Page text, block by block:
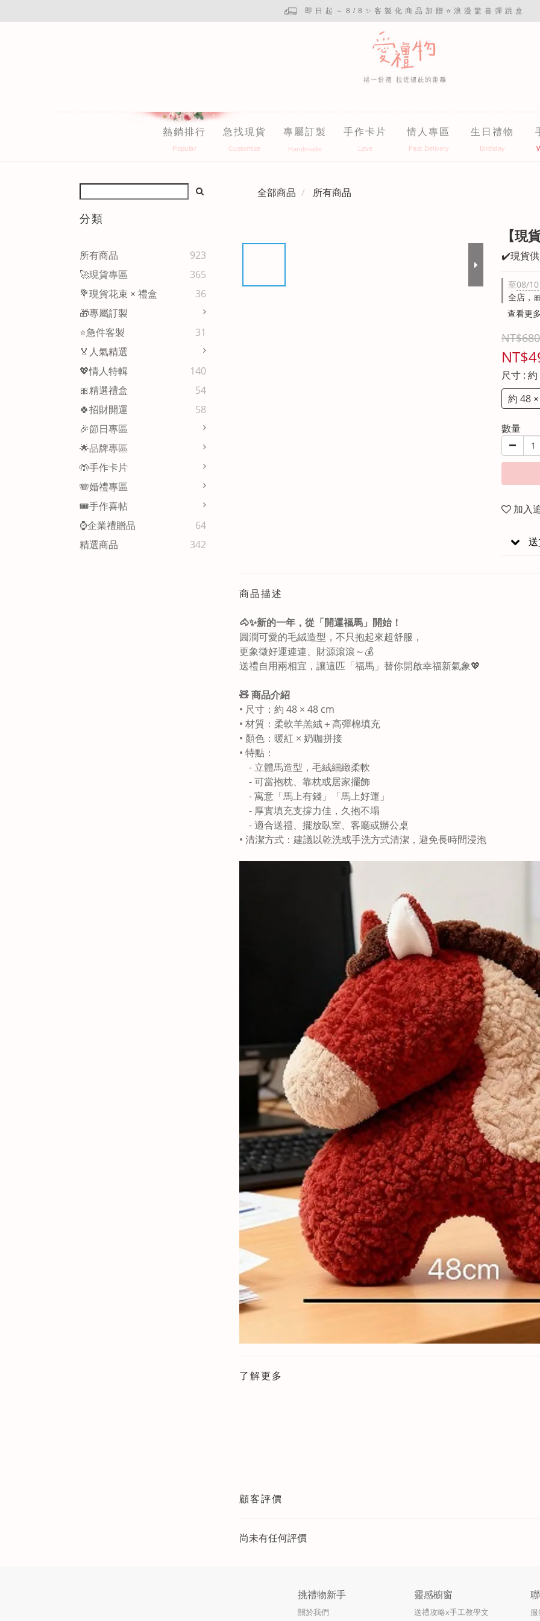
即日起～8/8✨客製化商品加贈⭐浪漫驚喜彈跳盒
熱銷排行 急找現貨 專屬訂製 手作卡片 情人專區 生日禮物
分類
所有商品
923
🚀現貨專區
365
💐現貨花束 × 禮盒
36
🎁專屬訂製
⭐急件客製
31
🏅人氣精選
💖情人特輯
140
🎀精選禮盒
54
🍀招財開運
58
🎉節日專區
🌟品牌專區
🤲手作卡片
🪗婚禮專區
🎟️手作喜帖
⌚企業禮贈品
64
精選商品
342
全部商品 所有商品
【現
✔️現貨
至08/
全店，
查看更
NT$680
尺寸 :
約 48
數量
加入
商品描述
🐴✨新的一年，從「開運福馬」開始！
圓潤可愛的毛絨造型，不只抱起來超舒服，
更象徵好運連連、財源滾滾～💰
送禮自用兩相宜，讓這匹「福馬」替你開啟幸福新氣象💖
🧸 商品介紹
• 尺寸：約 48 × 48 cm
• 材質：柔軟羊羔絨＋高彈棉填充
• 顏色：暖紅 × 奶咖拼接
• 特點：
- 立體馬造型，毛絨細緻柔軟
- 可當抱枕、靠枕或居家擺飾
- 寓意「馬上有錢」「馬上好運」
- 厚實填充支撐力佳，久抱不塌
- 適合送禮、擺放臥室、客廳或辦公桌
• 清潔方式：建議以乾洗或手洗方式清潔，避免長時間浸泡
了解更多
顧客評價
尚未有任何評價
挑禮物新手
關於我們
靈感櫥窗
送禮攻略x手工教學文